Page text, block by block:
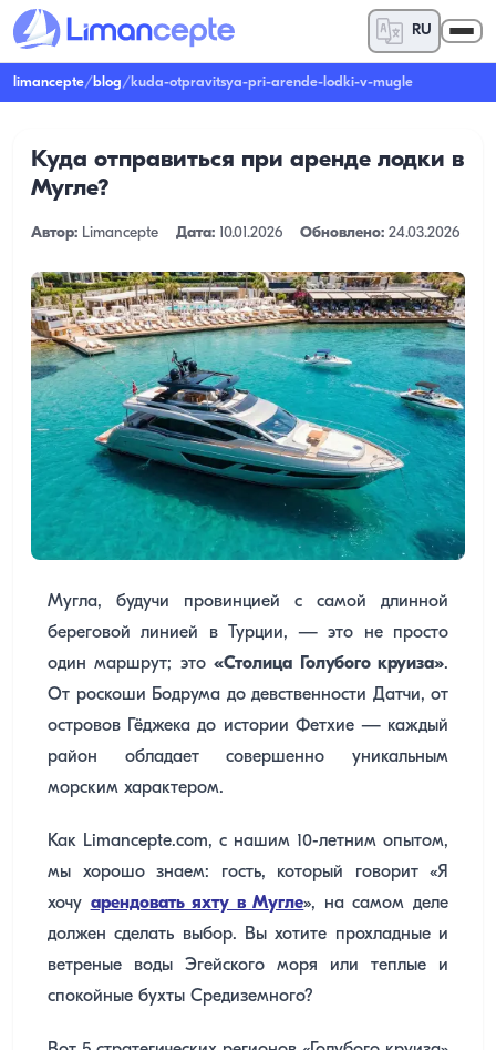
RU
limancepte/blog/kuda-otpravitsya-pri-arende-lodki-v-mugle
Куда отправиться при аренде лодки в
Мугле?
Автор: Limancepte Дата: 10.01.2026 Обновлено: 24.03.2026
Мугла, будучи провинцией с самой длинной
береговой линией в Турции, — это не просто
один маршрут; это«Столица Голубого круиза».
От роскоши Бодрума до девственности Датчи, от
островов Гёджека до истории Фетхие — каждый
район обладает совершенно уникальным
морским характером.
Как Limancepte.com, с нашим 10-летним опытом,
мы хорошо знаем: гость, который говорит «Я
хочу арендовать яхту в Мугле», на самом деле
должен сделать выбор. Вы хотите прохладные и
ветреные воды Эгейского моря или теплые и
спокойные бухты Средиземного?